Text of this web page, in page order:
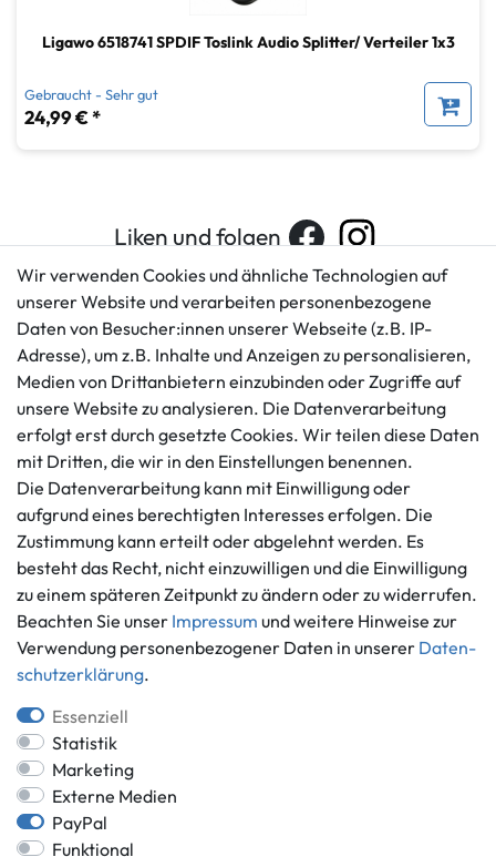
Ligawo 6518741 SPDIF Toslink Audio Splitter/ Verteiler 1x3
Gebraucht - Sehr gut
24,99 € *
Liken und folgen
Kundenservice
+49 421 596586
Mo. - Fr. 9 - 16 Uhr
info@gameworld.de
Kontaktformular
Rechtliches
AGB
Impressum
Datenschutzerklärung
Widerrufs­recht
Vertrag widerrufen
Informationen
Über uns
Häufig gestellte Fragen
Zahlung und Versand
Zahlungsmöglichkeiten
*Alle Preise inkl. gesetzlicher MwSt.,
Wir verwenden Cookies und ähnliche Technologien auf
unserer Website und verarbeiten personenbezogene
Daten von Besucher:innen unserer Webseite (z.B. IP-
Adresse), um z.B. Inhalte und Anzeigen zu personalisieren,
Medien von Drittanbietern einzubinden oder Zugriffe auf
unsere Website zu analysieren. Die Datenverarbeitung
erfolgt erst durch gesetzte Cookies. Wir teilen diese Daten
mit Dritten, die wir in den Einstellungen benennen.
Die Datenverarbeitung kann mit Einwilligung oder
aufgrund eines berechtigten Interesses erfolgen. Die
Zustimmung kann erteilt oder abgelehnt werden. Es
besteht das Recht, nicht einzuwilligen und die Einwilligung
zu einem späteren Zeitpunkt zu ändern oder zu widerrufen.
Beachten Sie unser Impressum und weitere Hinweise zur
Verwendung personenbezogener Daten in unserer Daten­
schutz­erklärung.
Essenziell
Statistik
Marketing
Externe Medien
PayPal
Funktional